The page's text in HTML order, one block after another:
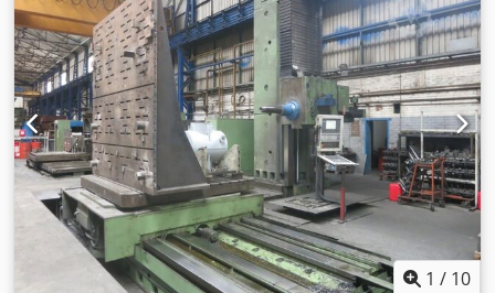
Cursuri Axa X – Coloană longitudinală: 8.000 mm Axa Y –
Verticală: 2.500 mm Axa Z – Cursa brațului: 1.000 mm Axa
W – Cursa axului: 800 mm Cap Diametrul axului: 150 mm
Rotații: 2.500 rpm Putere: 40 kW Cjdpfxezqlgzo Ag Tjha
Secțiunea brațului: 460x520 mm Avans rapid Axa X, Y: 20
m/min Axa Z: 10 m/min Masă rotativă și translatoare MG
20 Dimensiunile mesei: 1.600x2.000 mm Mișcare
longitudinală, translație: 1.500 mm Capacitate maximă de
încărcare, centrată: 20 tone Accesorii Cap rotativ automat
1:1 (Putere 37 kW) Rigle de măsurare Heidenhain pe toate
axele Platformă pentru operator Extractor de așchii Plăci
de bază (2 bucăți)
1 / 10